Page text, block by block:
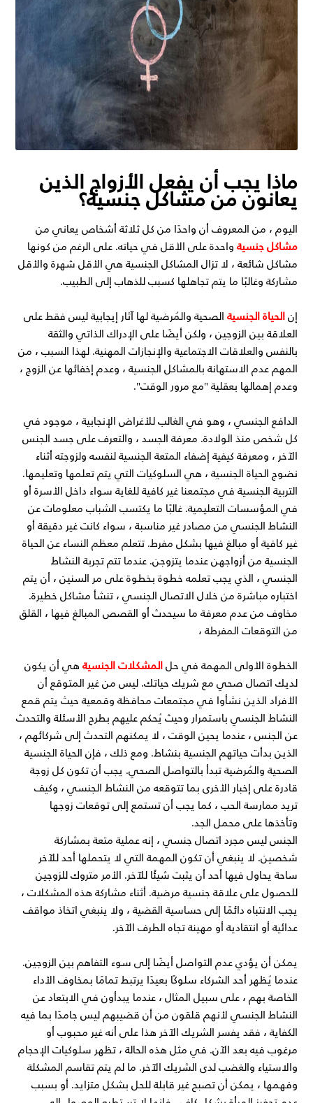
ماذا يجب أن يفعل الأزواج الذين
يعانون من مشاكل جنسية؟
اليوم ، من المعروف أن واحدًا من كل ثلاثة أشخاص يعاني من
مشاكل جنسيةواحدة على الأقل في حياته. على الرغم من كونها
مشاكل شائعة ، لا تزال المشاكل الجنسية هي الأقل شهرة والأقل
مشاركة وغالبًا ما يتم تجاهلها كسبب للذهاب إلى الطبيب.
إنالحياة الجنسيةالصحية والمُرضية لها آثار إيجابية ليس فقط على
العلاقة بين الزوجين ، ولكن أيضًا على الإدراك الذاتي والثقة
بالنفس والعلاقات الاجتماعية والإنجازات المهنية. لهذا السبب ، من
المهم عدم الاستهانة بالمشاكل الجنسية ، وعدم إخفائها عن الزوج ،
وعدم إهمالها بعقلية "مع مرور الوقت".
الدافع الجنسي ، وهو في الغالب للأغراض الإنجابية ، موجود في
كل شخص منذ الولادة. معرفة الجسد ، والتعرف على جسد الجنس
الآخر ، ومعرفة كيفية إضفاء المتعة الجنسية لنفسه ولزوجته أثناء
نضوج الحياة الجنسية ، هي السلوكيات التي يتم تعلمها وتعليمها.
التربية الجنسية في مجتمعنا غير كافية للغاية سواء داخل الأسرة أو
في المؤسسات التعليمية. غالبًا ما يكتسب الشباب معلومات عن
النشاط الجنسي من مصادر غير مناسبة ، سواء كانت غير دقيقة أو
غير كافية أو مبالغ فيها بشكل مفرط. تتعلم معظم النساء عن الحياة
الجنسية من أزواجهن عندما يتزوجن. عندما تتم تجربة النشاط
الجنسي ، الذي يجب تعلمه خطوة بخطوة على مر السنين ، أن يتم
اختباره مباشرة من خلال الاتصال الجنسي ، تنشأ مشاكل خطيرة.
مخاوف من عدم معرفة ما سيحدث أو القصص المبالغ فيها ، القلق
من التوقعات المفرطة ،
الخطوة الأولى المهمة في حلالمشكلات الجنسيةهي أن يكون
لديك اتصال صحي مع شريك حياتك. ليس من غير المتوقع أن
الأفراد الذين نشأوا في مجتمعات محافظة وقمعية حيث يتم قمع
النشاط الجنسي باستمرار وحيث يُحكم عليهم بطرح الأسئلة والتحدث
عن الجنس ، عندما يحين الوقت ، لا يمكنهم التحدث إلى شركائهم ،
الذين بدأت حياتهم الجنسية بنشاط. ومع ذلك ، فإن الحياة الجنسية
الصحية والمُرضية تبدأ بالتواصل الصحي. يجب أن تكون كل زوجة
قادرة على إخبار الأخرى بما تتوقعه من النشاط الجنسي ، وكيف
تريد ممارسة الحب ، كما يجب أن تستمع إلى توقعات زوجها
وتأخذها على محمل الجد.
الجنس ليس مجرد اتصال جنسي ، إنه عملية متعة بمشاركة
شخصين. لا ينبغي أن تكون المهمة التي لا يتحملها أحد للآخر
ساحة يحاول فيها أحد أن يثبت شيئًا للآخر. الأمر متروك للزوجين
للحصول على علاقة جنسية مرضية. أثناء مشاركة هذه المشكلات ،
يجب الانتباه دائمًا إلى حساسية القضية ، ولا ينبغي اتخاذ مواقف
عدائية أو انتقادية أو مهينة تجاه الطرف الآخر.
يمكن أن يؤدي عدم التواصل أيضًا إلى سوء التفاهم بين الزوجين.
عندما يُظهر أحد الشركاء سلوكًا بعيدًا يرتبط تمامًا بمخاوف الأداء
الخاصة بهم ، على سبيل المثال ، عندما يبدأون في الابتعاد عن
النشاط الجنسي لأنهم قلقون من أن قضيبهم ليس جامدًا بما فيه
الكفاية ، فقد يفسر الشريك الآخر هذا على أنه غير محبوب أو
مرغوب فيه بعد الآن. في مثل هذه الحالة ، تظهر سلوكيات الإحجام
والاستياء والغضب لدى الشريك الآخر. ما لم يتم تقاسم المشكلة
وفهمها ، يمكن أن تصبح غير قابلة للحل بشكل متزايد. أو بسبب